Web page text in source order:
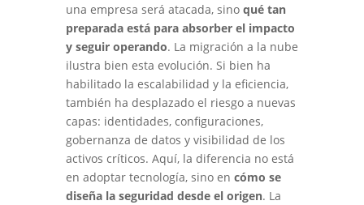
una empresa será atacada, sino qué tan
preparada está para absorber el impacto
y seguir operando. La migración a la nube
ilustra bien esta evolución. Si bien ha
habilitado la escalabilidad y la eficiencia,
también ha desplazado el riesgo a nuevas
capas: identidades, configuraciones,
gobernanza de datos y visibilidad de los
activos críticos. Aquí, la diferencia no está
en adoptar tecnología, sino en cómo se
diseña la seguridad desde el origen. La